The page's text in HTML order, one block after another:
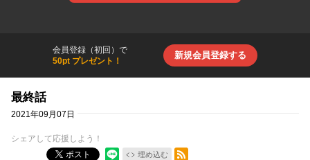
会員登録（初回）で
50pt プレゼント！
新規会員登録する
最終話
2021年09月07日
シェアして応援しよう！
ポスト
埋め込む
RSSフィード